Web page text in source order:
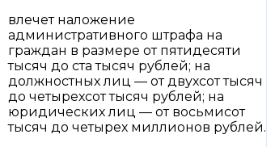
влечет наложение
административного штрафа на
граждан в размере от пятидесяти
тысяч до ста тысяч рублей; на
должностных лиц — от двухсот тысяч
до четырехсот тысяч рублей; на
юридических лиц — от восьмисот
тысяч до четырех миллионов рублей.